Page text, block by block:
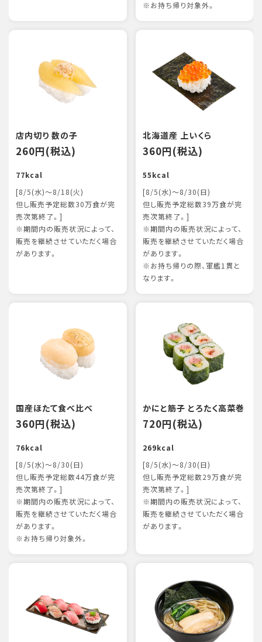
※お持ち帰り対象外。
店内切り 数の子
260円(税込)
77kcal
[8/5(水)～8/18(火)
但し販売予定総数30万食が完
売次第終了。]
※期間内の販売状況によって、
販売を継続させていただく場合
があります。
北海道産 上いくら
360円(税込)
55kcal
[8/5(水)～8/30(日)
但し販売予定総数39万食が完
売次第終了。]
※期間内の販売状況によって、
販売を継続させていただく場合
があります。
※お持ち帰りの際、軍艦1貫と
なります。
国産ほたて食べ比べ
360円(税込)
76kcal
[8/5(水)～8/30(日)
但し販売予定総数44万食が完
売次第終了。]
※期間内の販売状況によって、
販売を継続させていただく場合
があります。
※お持ち帰り対象外。
かにと筋子 とろたく高菜巻
720円(税込)
269kcal
[8/5(水)～8/30(日)
但し販売予定総数29万食が完
売次第終了。]
※期間内の販売状況によって、
販売を継続させていただく場合
があります。